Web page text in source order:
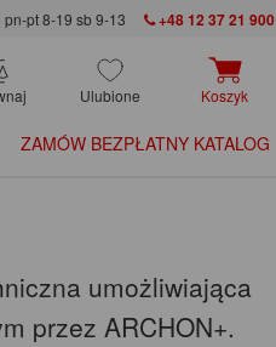
pt 8-19 sb 9-13 +48 12 37 21 900
Ulubione Koszyk
ZAMÓW BEZPŁATNY KATALOG
umożliwiająca
przez ARCHON+.